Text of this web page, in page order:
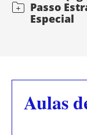
Passo
Especial
Aulas